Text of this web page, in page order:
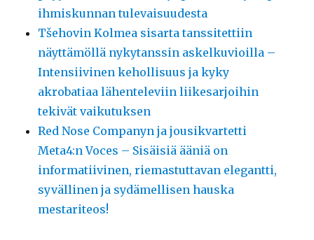
ihmiskunnan tulevaisuudesta
Tšehovin Kolmea sisarta tanssitettiin
näyttämöllä nykytanssin askelkuvioilla –
Intensiivinen kehollisuus ja kyky
akrobatiaa lähenteleviin liikesarjoihin
tekivät vaikutuksen
Red Nose Companyn ja jousikvartetti
Meta4:n Voces – Sisäisiä ääniä on
informatiivinen, riemastuttavan elegantti,
syvällinen ja sydämellisen hauska
mestariteos!